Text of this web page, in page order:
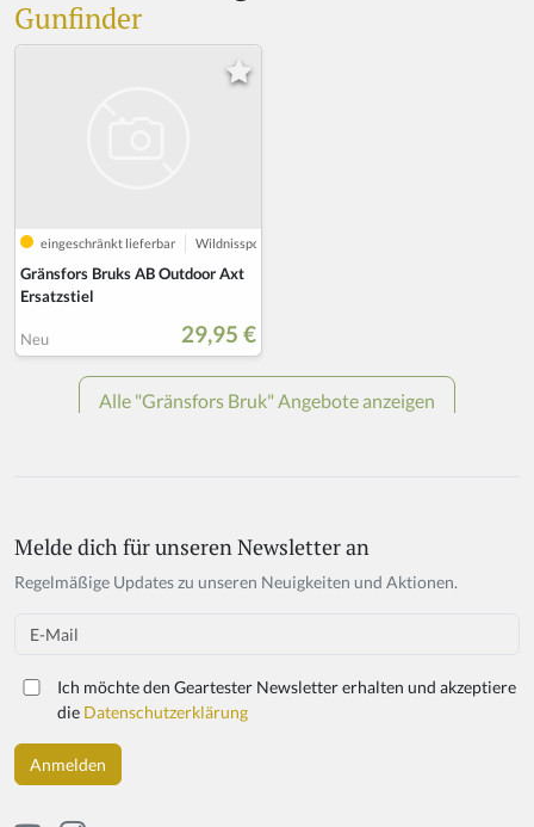
Gunfinder
Melde dich für unseren Newsletter an
Regelmäßige Updates zu unseren Neuigkeiten und Aktionen.
Email
Ich möchte den Geartester Newsletter erhalten und akzeptiere
die Datenschutzerklärung